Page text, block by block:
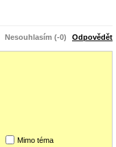
Nesouhlasím (-0) Odpovědět
Mimo téma